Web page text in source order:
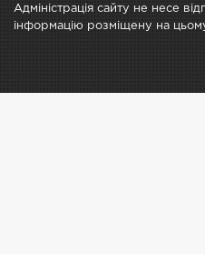
Адміністрація сайту не несе
інформацію розміщену на